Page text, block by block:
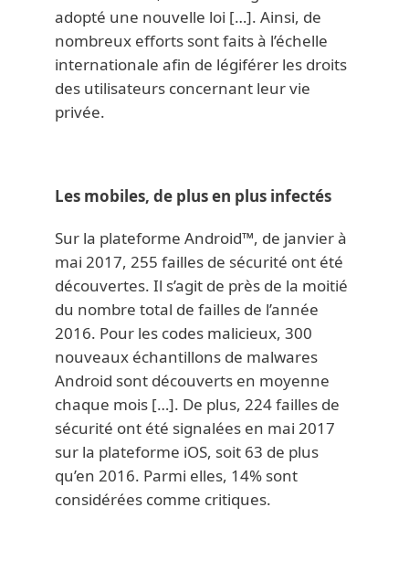
adopté une nouvelle loi […]. Ainsi, de
nombreux efforts sont faits à l’échelle
internationale afin de légiférer les droits
des utilisateurs concernant leur vie
privée.
Les mobiles, de plus en plus infectés
Sur la plateforme Android™, de janvier à
mai 2017, 255 failles de sécurité ont été
découvertes. Il s’agit de près de la moitié
du nombre total de failles de l’année
2016. Pour les codes malicieux, 300
nouveaux échantillons de malwares
Android sont découverts en moyenne
chaque mois […]. De plus, 224 failles de
sécurité ont été signalées en mai 2017
sur la plateforme iOS, soit 63 de plus
qu’en 2016. Parmi elles, 14% sont
considérées comme critiques.